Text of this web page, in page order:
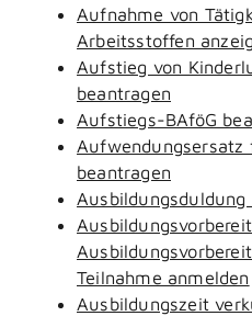
Aufnahme von
Arbeitsstoffen
Aufstieg von
beantragen
Aufstiegs-BAföG
Aufwendungsersatz
beantragen
Ausbildungsduldung
Teilnahme anmelden
Ausbildungszeit